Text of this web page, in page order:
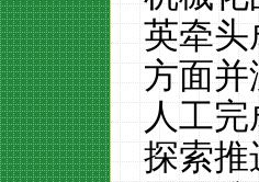
英牵头
方面并
人工完
探索推